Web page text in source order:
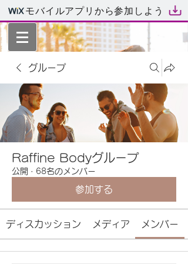
モバイルアプリから参加しよう
グループ
Raffine Bodyグループ
公開 · 68名のメンバー
参加する
ディスカッション メディア メンバー